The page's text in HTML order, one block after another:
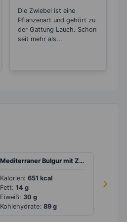
Antibiotikum und
„Wunder“-Heilmittel
Die Zwiebel ist eine
Pflanzenart und gehört zu
der Gattung Lauch. Schon
seit mehr als...
›
Mediterraner Bulgur mit Zaziki
Kalorien: 651 kcal
Fett: 14 g
Eiweiß: 30 g
Kohlehydrate: 89 g